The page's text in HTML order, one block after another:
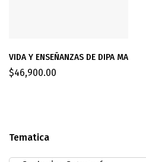
Tematica
VIDA Y ENSEÑANZAS DE DIPA MA
$46,900.00